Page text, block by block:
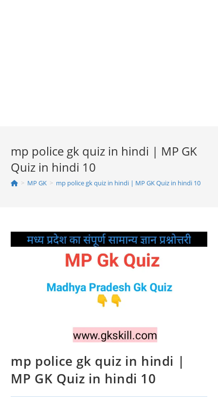
mp police gk quiz in hindi | MP GK
Quiz in hindi 10
> MP GK > mp police gk quiz in hindi | MP GK Quiz in hindi 10
mp police gk quiz in hindi |
MP GK Quiz in hindi 10